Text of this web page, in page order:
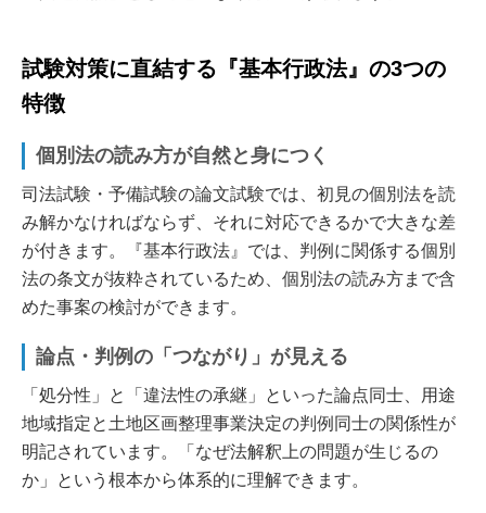
試験対策に直結する『基本行政法』の3つの
特徴
個別法の読み方が自然と身につく
司法試験・予備試験の論文試験では、初見の個別法を読
み解かなければならず、それに対応できるかで大きな差
が付きます。『基本行政法』では、判例に関係する個別
法の条文が抜粋されているため、個別法の読み方まで含
めた事案の検討ができます。
論点・判例の「つながり」が見える
「処分性」と「違法性の承継」といった論点同士、用途
地域指定と土地区画整理事業決定の判例同士の関係性が
明記されています。「なぜ法解釈上の問題が生じるの
か」という根本から体系的に理解できます。